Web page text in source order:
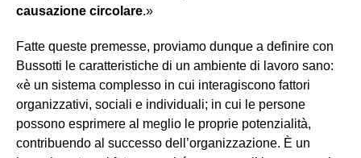
causazione circolare.»
Fatte queste premesse, proviamo dunque a definire con
Bussotti le caratteristiche di un ambiente di lavoro sano:
«è un sistema complesso in cui interagiscono fattori
organizzativi, sociali e individuali; in cui le persone
possono esprimere al meglio le proprie potenzialità,
contribuendo al successo dell’organizzazione. È un